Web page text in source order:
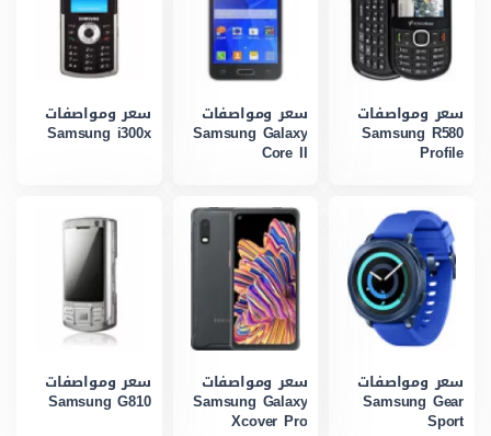
سعر ومواصفات
Samsung R580
Profile
سعر ومواصفات
Samsung Galaxy
Core II
سعر ومواصفات
Samsung i300x
سعر ومواصفات
Samsung Gear
Sport
سعر ومواصفات
Samsung Galaxy
Xcover Pro
سعر ومواصفات
Samsung G810